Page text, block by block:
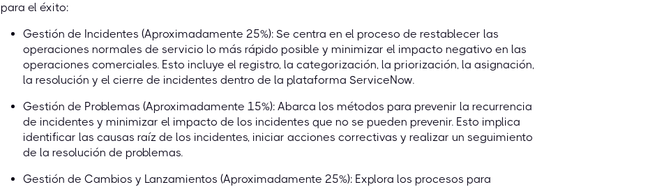
para el éxito:
Gestión de Incidentes (Aproximadamente 25%): Se centra en el proceso de restablecer las
operaciones normales de servicio lo más rápido posible y minimizar el impacto negativo en las
operaciones comerciales. Esto incluye el registro, la categorización, la priorización, la asignación,
la resolución y el cierre de incidentes dentro de la plataforma ServiceNow.
Gestión de Problemas (Aproximadamente 15%): Abarca los métodos para prevenir la recurrencia
de incidentes y minimizar el impacto de los incidentes que no se pueden prevenir. Esto implica
identificar las causas raíz de los incidentes, iniciar acciones correctivas y realizar un seguimiento
de la resolución de problemas.
Gestión de Cambios y Lanzamientos (Aproximadamente 25%): Explora los procesos para